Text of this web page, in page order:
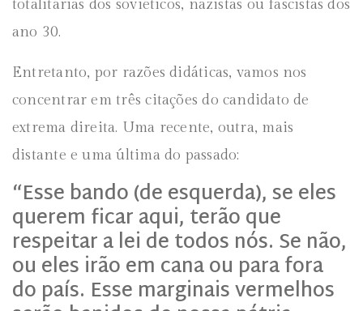
totalitárias dos soviéticos, nazistas ou fascistas dos
ano 30.
Entretanto, por razões didáticas, vamos nos
concentrar em três citações do candidato de
extrema direita. Uma recente, outra, mais
distante e uma última do passado:
“Esse bando (de esquerda), se eles
querem ficar aqui, terão que
respeitar a lei de todos nós. Se não,
ou eles irão em cana ou para fora
do país. Esse marginais vermelhos